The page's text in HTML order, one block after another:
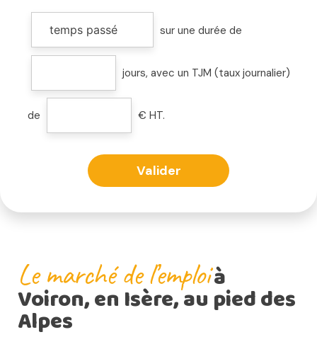
sur une durée de
jours, avec un TJM (taux journalier)
de € HT.
Valider
Le marché de l’emploià
Voiron, en Isère, au pied des
Alpes